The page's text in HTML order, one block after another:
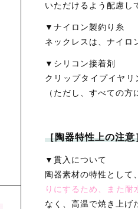
いただけるよう配慮し
▼ナイロン製釣り糸
ネックレスは、ナイロ
▼シリコン接着剤
クリップタイプイヤ
（ただし、すべての
［陶器特性上の注意
▼貫入について
陶器素材の特性として
りにするため、また耐
なく、高温で焼き上げ